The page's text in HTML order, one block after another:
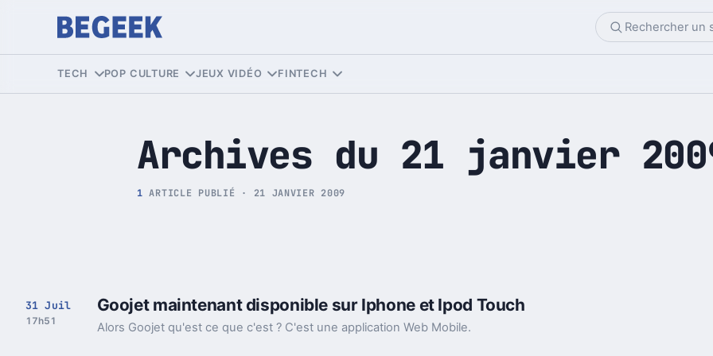
Tech et Pop culture
TECH POP CULTURE JEUX VIDÉO FINTECH
Archives du 21 janvier
1 ARTICLE PUBLIÉ · 21 JANVIER 2009
31 Juil
17h51
Goojet maintenant disponible sur Iphone et Ipod Touch
Alors Goojet qu'est ce que c'est ? C'est une application Web Mobile.